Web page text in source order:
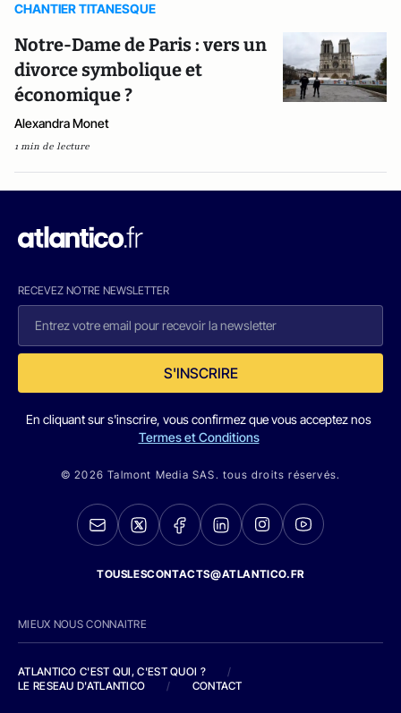
CHANTIER TITANESQUE
Notre-Dame de Paris : vers un
divorce symbolique et
économique ?
Alexandra Monet
1 min de lecture
RECEVEZ NOTRE NEWSLETTER
S'INSCRIRE
En cliquant sur s'inscrire, vous confirmez que vous acceptez nos
Termes et Conditions
© 2026 Talmont Media SAS. tous droits réservés.
TOUSLESCONTACTS@ATLANTICO.FR
MIEUX NOUS CONNAITRE
ATLANTICO C'EST QUI, C'EST QUOI ?
/
LE RESEAU D'ATLANTICO
/ CONTACT